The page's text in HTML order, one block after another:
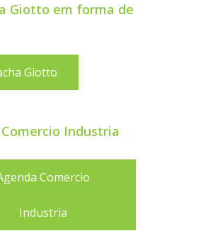
Giotto em forma de
Giotto
Industria
Comercio
Industria